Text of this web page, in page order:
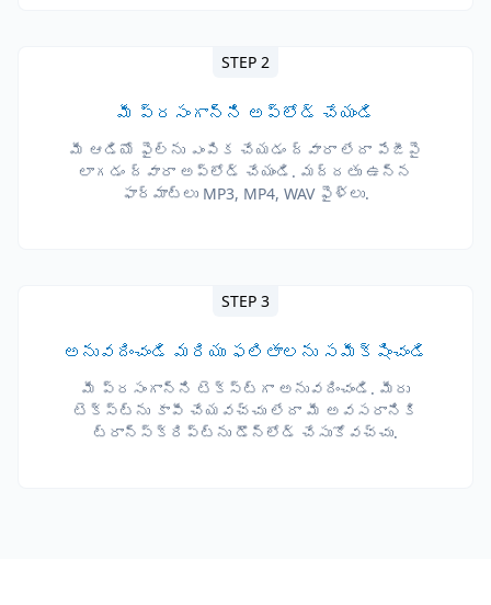
STEP 2
మీ ప్రసంగాన్ని అప్‌లోడ్ చేయండి
మీ ఆడియో ఫైల్‌ను ఎంపిక చేయడం ద్వారా లేదా పేజీపై
లాగడం ద్వారా అప్‌లోడ్ చేయండి. మద్దతు ఉన్న
ఫార్మాట్లు MP3, MP4, WAV ఫైళ్లు.
STEP 3
అనువదించండి మరియు ఫలితాలను సమీక్షించండి
మీ ప్రసంగాన్ని టెక్స్ట్‌గా అనువదించండి. మీరు
టెక్స్ట్‌ను కాపీ చేయవచ్చు లేదా మీ అవసరానికి
ట్రాన్స్క్రిప్ట్‌ను డౌన్‌లోడ్ చేసుకోవచ్చు.